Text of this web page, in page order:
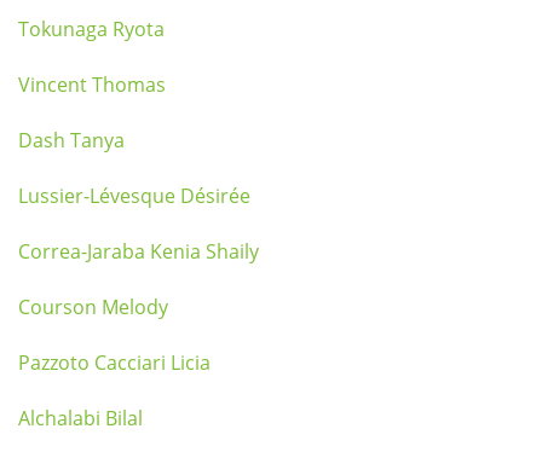
Tokunaga Ryota
Vincent Thomas
Dash Tanya
Lussier-Lévesque Désirée
Correa-Jaraba Kenia Shaily
Courson Melody
Pazzoto Cacciari Licia
Alchalabi Bilal